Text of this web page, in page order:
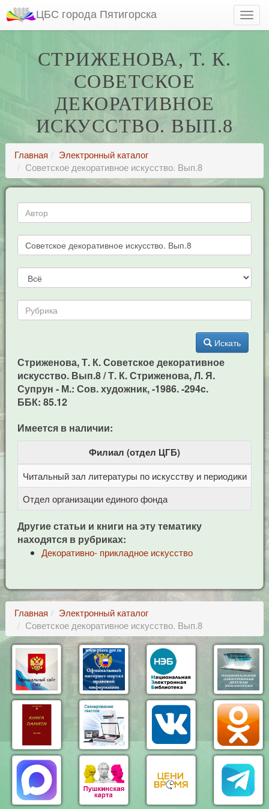
ЦБС города Пятигорска
СТРИЖЕНОВА, Т. К.
СОВЕТСКОЕ
ДЕКОРАТИВНОЕ
ИСКУССТВО. ВЫП.8
Главная
Электронный каталог
Советское декоративное искусство. Вып.8
Искать
Стриженова, Т. К. Советское декоративное
искусство. Вып.8 / Т. К. Стриженова, Л. Я.
Супрун - М.: Сов. художник, -1986. -294c.
ББК: 85.12
Имеется в наличии:
Филиал (отдел ЦГБ)
Читальный зал литературы по искусству и периодики
Отдел организации единого фонда
Другие статьи и книги на эту тематику
находятся в рубриках:
Декоративно- прикладное искусство
Главная
Электронный каталог
Советское декоративное искусство. Вып.8